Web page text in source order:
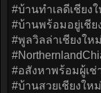
#บ้านทำเลดีเชียง
#บ้านพร้อมอยู่เชีย
#พูลวิลล่าเชียงใหม่
#อสังหาพร้อมผู้เช่
#บ้านสวยเชียงใหม่